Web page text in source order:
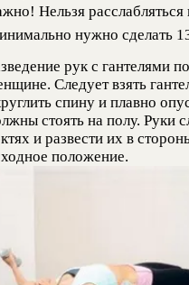
Нельзя
нужно сделать
рук с гантелями
Следует взять
спину и плавно
стоять на полу. Руки
и развести их в
положение.